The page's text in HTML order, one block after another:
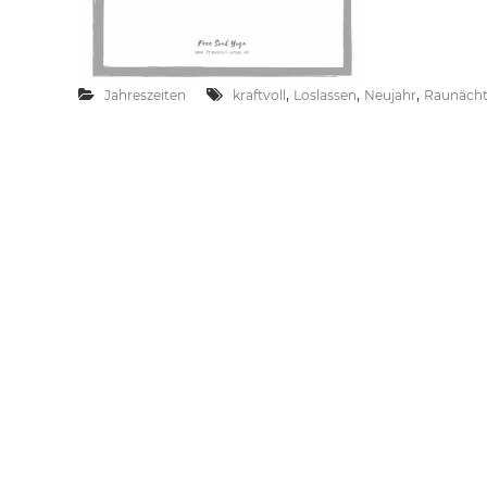
Jahreszeiten kraftvoll , Loslassen, Neujahr,